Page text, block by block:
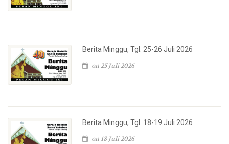
Berita Minggu, Tgl. 25-26 Juli 2026
on 25 Juli 2026
Berita Minggu, Tgl. 18-19 Juli 2026
on 18 Juli 2026